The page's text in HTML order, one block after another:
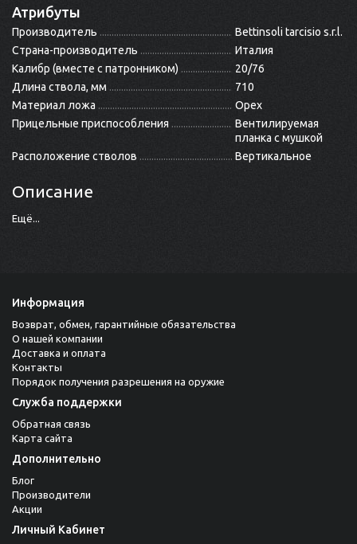
Атрибуты
Производитель
Bettinsoli tarcisio s.r.l.
Страна-производитель
Италия
Калибр (вместе с патронником)
20/76
Длина ствола, мм
710
Материал ложа
Орех
Прицельные приспособления
Вентилируемая
планка с мушкой
Расположение стволов
Вертикальное
Описание
Ещё...
Информация
Возврат, обмен, гарантийные обязательства
О нашей компании
Доставка и оплата
Контакты
Порядок получения разрешения на оружие
Служба поддержки
Обратная связь
Карта сайта
Дополнительно
Блог
Производители
Акции
Личный Кабинет